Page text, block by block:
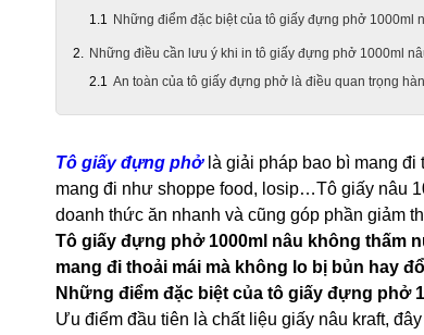
Những điểm đặc biệt của tô giấy đựng phở 1000ml
Những điều cần lưu ý khi in tô giấy đựng phở 1000ml
An toàn của tô giấy đựng phở là điều quan trọng
Tô giấy đựng phởlà giải pháp bao bì mang
mang đi như shoppe food, losip…Tô giấy nâu
doanh thức ăn nhanh và cũng góp phần giảm
Tô giấy đựng phở 1000ml nâu không thấm
mang đi thoải mái mà không lo bị bủn hay
Những điểm đặc biệt của tô giấy đựng phở
Ưu điểm đầu tiên là chất liệu giấy nâu kraft,